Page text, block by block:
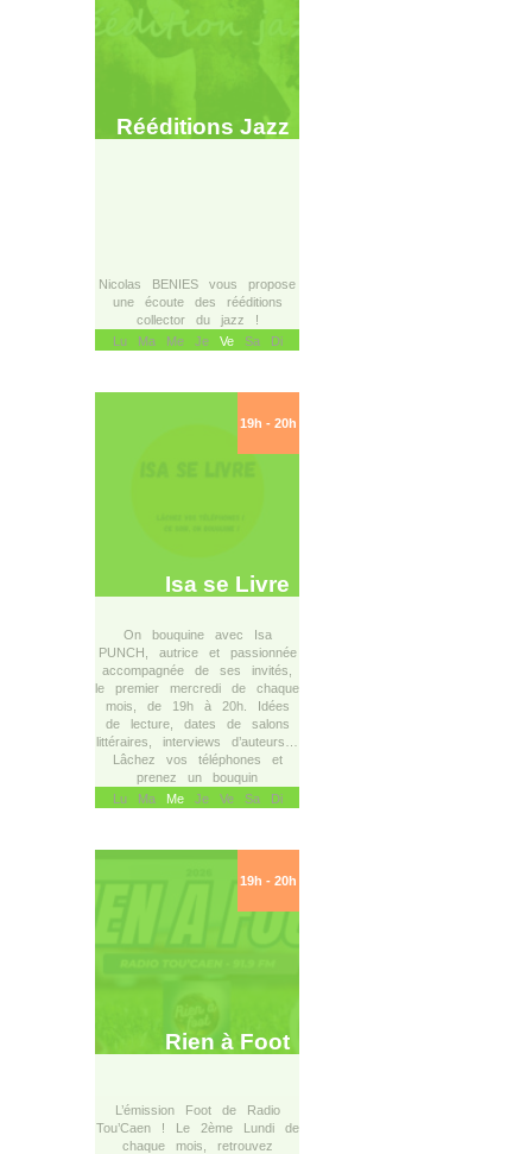
Rééditions Jazz
Nicolas BENIES vous propose
une écoute des rééditions
collector du jazz !
Lu Ma Me Je VeSa Di
19h - 20h
Isa se Livre
On bouquine avec Isa
PUNCH, autrice et passionnée
accompagnée de ses invités,
le premier mercredi de chaque
mois, de 19h à 20h. Idées
de lecture, dates de salons
littéraires, interviews d’auteurs…
Lâchez vos téléphones et
prenez un bouquin
Lu Ma
MeJe Ve Sa Di
19h - 20h
Rien à Foot
L’émission Foot de Radio
Tou’Caen ! Le 2ème Lundi de
chaque mois, retrouvez